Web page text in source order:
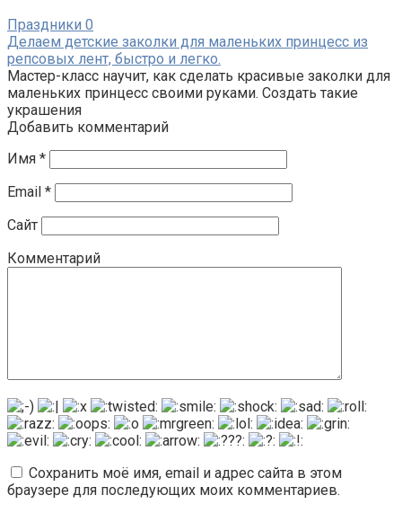
Праздники 0
Делаем детские заколки для маленьких принцесс из
репсовых лент, быстро и легко.
Мастер-класс научит, как сделать красивые заколки для
маленьких принцесс своими руками. Создать такие
украшения
Добавить комментарий
Имя *
Email *
Сайт
Комментарий
Сохранить моё имя, email и адрес сайта в этом
браузере для последующих моих комментариев.